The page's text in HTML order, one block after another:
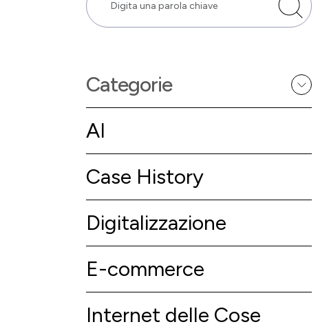
Categorie
AI
Case History
Digitalizzazione
E-commerce
Internet delle Cose